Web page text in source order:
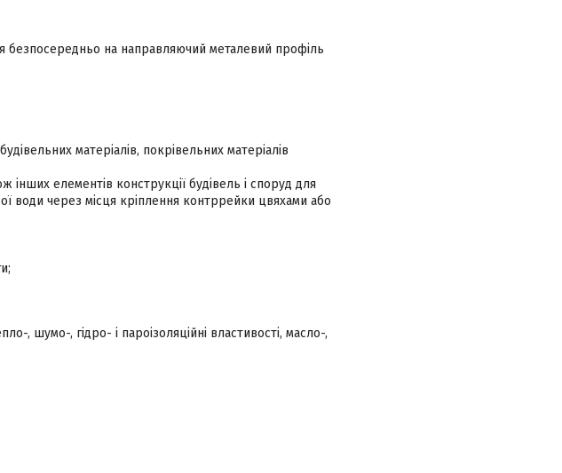
безпосередньо на направляючий металевий профіль
матеріалів, покрівельних матеріалів
інших елементів конструкції будівель і споруд для
води через місця кріплення контррейки цвяхами або
, шумо-, гідро- і пароізоляційні властивості, масло-,